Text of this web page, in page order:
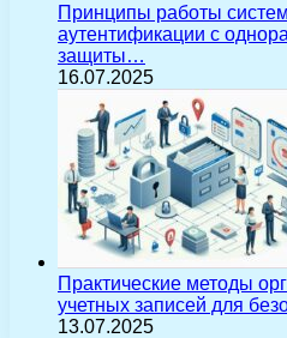
Принципы работы
аутентификации с
защиты…
16.07.2025
Практические методы
учетных записей для
13.07.2025